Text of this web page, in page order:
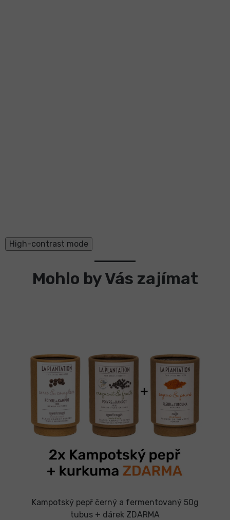
High-contrast mode
Mohlo by Vás zajímat
Kampotský pepř černý a fermentovaný 50g
tubus + dárek ZDARMA